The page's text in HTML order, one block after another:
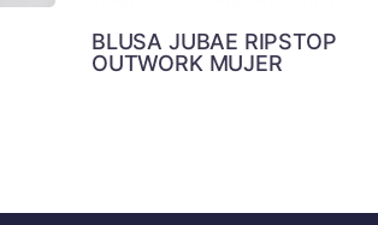
BLUSA JUBAE RIPSTOP
OUTWORK MUJER